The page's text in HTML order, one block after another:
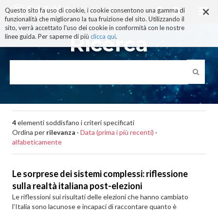
×
Questo sito fa uso di cookie, i cookie consentono una gamma di
funzionalità che migliorano la tua fruizione del sito. Utilizzando il
sito, verrà accettato l'uso dei cookie in conformità con le nostre
linee guida. Per saperne di più clicca qui.
ai
contenuti.
|
alla
navigazione
Ricerca
4elementi soddisfano i criteri specificati
Ordina per rilevanza · Data (prima i più recenti) ·
alfabeticamente
Le sorprese dei sistemi complessi: riflessione
sulla realtà italiana post-elezioni
Le riflessioni sui risultati delle elezioni che hanno cambiato
l’Italia sono lacunose e incapaci di raccontare quanto è